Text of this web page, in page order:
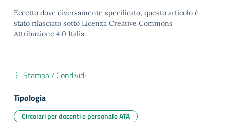
Eccetto dove diversamente specificato, questo articolo è
stato rilasciato sotto Licenza Creative Commons
Attribuzione 4.0 Italia.
Stampa / Condividi
Tipologia
Circolari per docenti e personale ATA